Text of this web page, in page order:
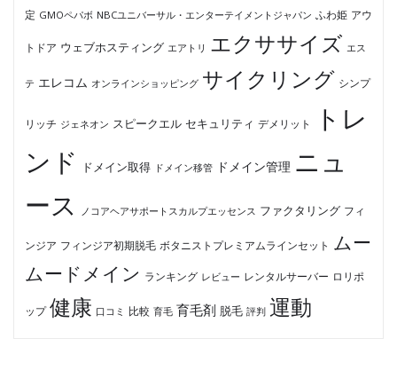
定 GMOペパボ NBCユニバーサル・エンターテイメントジャパン ふわ姫 アウ
トドア ウェブホスティング エアトリ エクササイズ エス
テ エレコム オンラインショッピング サイクリング シンプ
リッチ ジェネオン スピークエル セキュリティ デメリット
トレ
ンド
ドメイン取得 ドメイン移管 ドメイン管理 ニュ
ース
ノコアヘアサポートスカルプエッセンス ファクタリング フィ
ンジア フィンジア初期脱毛 ボタニストプレミアムラインセット ムー
ムードメイン ランキング レビュー レンタルサーバー ロリポ
ップ 健康 口コミ 比較 育毛 育毛剤 脱毛 評判 運動